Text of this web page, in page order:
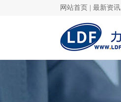
网站首页 最新资讯